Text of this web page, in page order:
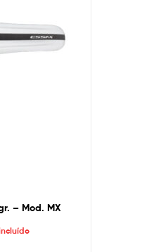
– Mod. MX